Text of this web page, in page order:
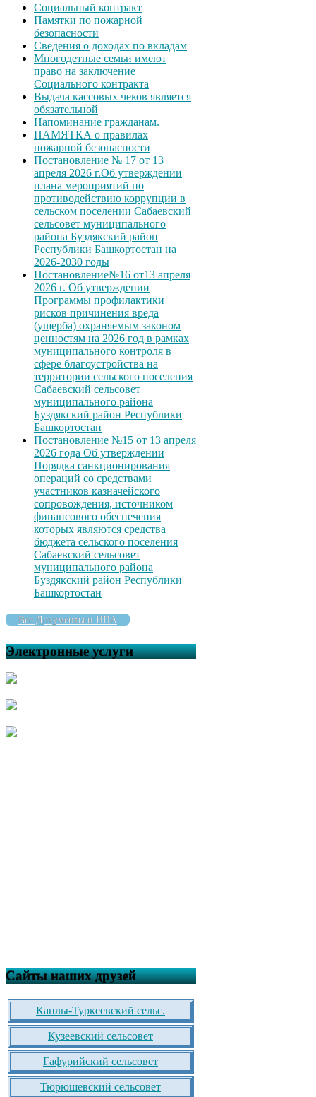
Социальный контракт
Памятки по пожарной
безопасности
Сведения о доходах по вкладам
Многодетные семьи имеют
право на заключение
Социального контракта
Выдача кассовых чеков является
обязательной
Напоминание гражданам.
ПАМЯТКА о правилах
пожарной безопасности
Постановление № 17 от 13
апреля 2026 г.Об утверждении
плана мероприятий по
противодействию коррупции в
сельском поселении Сабаевский
сельсовет муниципального
района Буздякский район
Республики Башкортостан на
2026-2030 годы
Постановление№16 от13 апреля
2026 г. Об утверждении
Программы профилактики
рисков причинения вреда
(ущерба) охраняемым законом
ценностям на 2026 год в рамках
муниципального контроля в
сфере благоустройства на
территории сельского поселения
Сабаевский сельсовет
муниципального района
Буздякский район Республики
Башкортостан
Постановление №15 от 13 апреля
2026 года Об утверждении
Порядка санкционирования
операций со средствами
участников казначейского
сопровождения, источником
финансового обеспечения
которых являются средства
бюджета сельского поселения
Сабаевский сельсовет
муниципального района
Буздякский район Республики
Башкортостан
Все Документы и НПА
Электронные услуги
Сайты наших друзей
Канлы-Туркеевский сельс.
Кузеевский сельсовет
Гафурийский сельсовет
Тюрюшевский сельсовет